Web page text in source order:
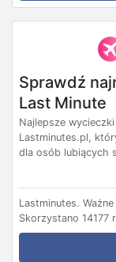
Sprawdź
Last Minute
Najlepsze
Lastminutes.pl,
dla osób lubiących
Lastminutes.
Skorzystano 14177